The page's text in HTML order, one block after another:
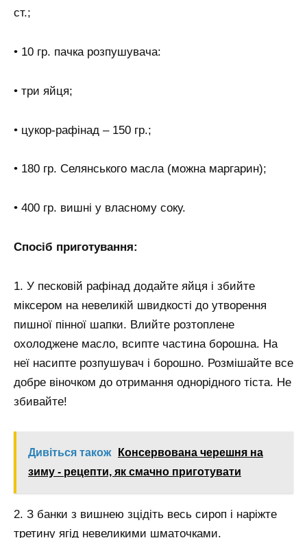
ст.;
• 10 гр. пачка розпушувача:
• три яйця;
• цукор-рафінад – 150 гр.;
• 180 гр. Селянського масла (можна маргарин);
• 400 гр. вишні у власному соку.
Спосіб приготування:
1. У песковій рафінад додайте яйця і збийте
міксером на невеликій швидкості до утворення
пишної пінної шапки. Влийте розтоплене
охолоджене масло, всипте частина борошна. На
неї насипте розпушувач і борошно. Розмішайте все
добре віночком до отримання однорідного тіста. Не
збивайте!
Дивіться також
Консервована черешня на
зиму - рецепти, як смачно приготувати
2. З банки з вишнею зцідіть весь сироп і наріжте
третину ягід невеликими шматочками.